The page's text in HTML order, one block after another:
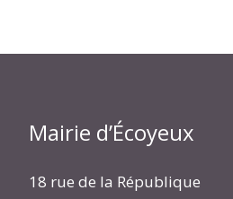
Mairie d’Écoyeux
18 rue de la République